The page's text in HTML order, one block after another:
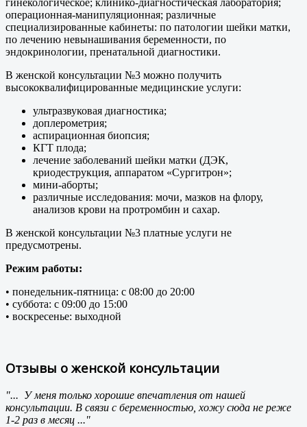
гинекологическое; клинико-диагностическая лаборатория;
операционная-манипуляционная; различные
специализированные кабинеты: по патологии шейки матки,
по лечению невынашивания беременности, по
эндокринологии, пренатальной диагностики.
В женской консультации №3 можно получить
высококвалифицированные медицинские услуги:
ультразвуковая диагностика;
доплерометрия;
аспирационная биопсия;
КГТ плода;
лечение заболеваний шейки матки (ДЭК,
криодеструкция, аппаратом «Сургитрон»;
мини-аборты;
различные исследования: мочи, мазков на флору,
анализов крови на протромбин и сахар.
В женской консультации №3 платные услуги не
предусмотрены.
Режим работы:
• понедельник-пятница: с 08:00 до 20:00
• суббота: с 09:00 до 15:00
• воскресенье: выходной
Отзывы о женской консультации
"... У меня только хорошие впечатления от нашей
консультации. В связи с беременностью, хожу сюда не реже
1-2 раз в месяц ..."